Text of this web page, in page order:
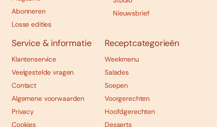
Abonneren
Losse edities
Nieuwsbrief
Service & informatie
Klantenservice
Veelgestelde vragen
Contact
Algemene voorwaarden
Privacy
Cookies
Receptcategorieën
Weekmenu
Salades
Soepen
Voorgerechten
Hoofdgerechten
Desserts